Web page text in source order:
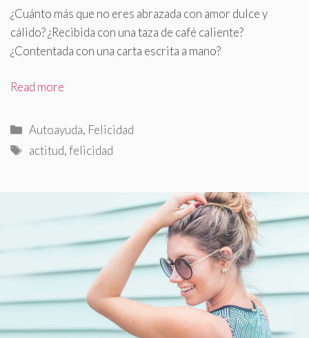
¿Cuánto más que no eres abrazada con amor dulce y
cálido? ¿Recibida con una taza de café caliente?
¿Contentada con una carta escrita a mano?
Read more
Categorías
Autoayuda, Felicidad
Etiquetas
actitud,felicidad